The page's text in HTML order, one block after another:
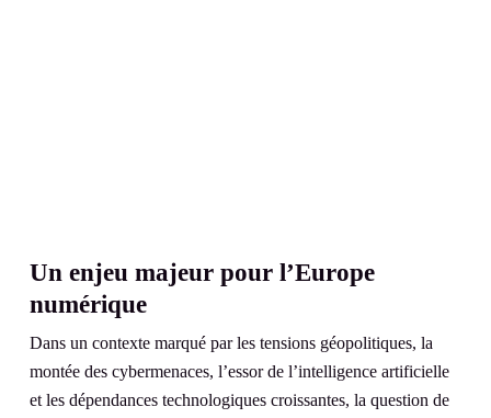
Un enjeu majeur pour l’Europe
numérique
Dans un contexte marqué par les tensions géopolitiques, la
montée des cybermenaces, l’essor de l’intelligence artificielle
et les dépendances technologiques croissantes, la question de